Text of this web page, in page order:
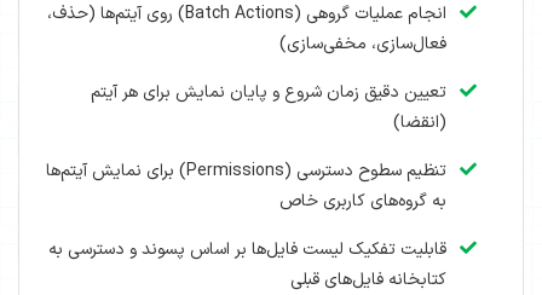
انجام عملیات گروهی (Batch Actions) روی آیتم‌ها (حذف،
فعال‌سازی، مخفی‌سازی)
تعیین دقیق زمان شروع و پایان نمایش برای هر آیتم
(انقضا)
تنظیم سطوح دسترسی (Permissions) برای نمایش آیتم‌ها
به گروه‌های کاربری خاص
قابلیت تفکیک لیست فایل‌ها بر اساس پسوند و دسترسی به
کتابخانه فایل‌های قبلی